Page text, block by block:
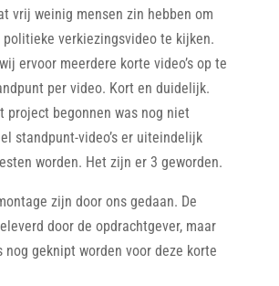
vrij weinig mensen zin hebben om
politieke verkiezingsvideo te kijken.
ervoor meerdere korte video’s op te
per video. Kort en duidelijk.
project begonnen was nog niet
standpunt-video’s er uiteindelijk
worden. Het zijn er 3 geworden.
zijn door ons gedaan. De
door de opdrachtgever, maar
nog geknipt worden voor deze korte